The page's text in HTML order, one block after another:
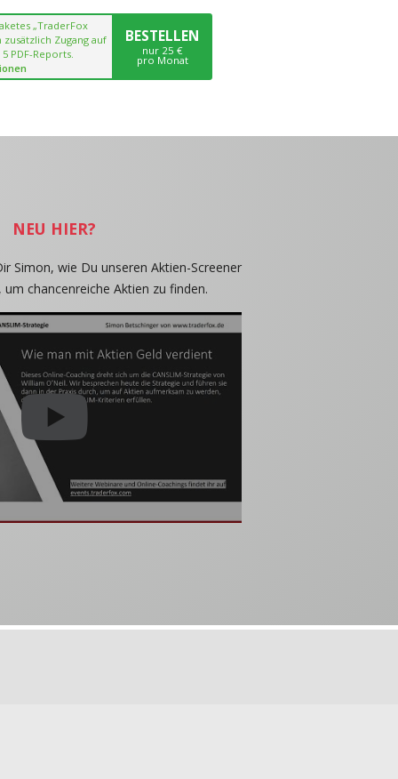
„TraderFox
Zugang auf
PDF-Reports.
BESTELLEN
nur 25 €
pro Monat
NEU HIER?
Simon, wie Du unseren Aktien-Screener
chancenreiche Aktien zu finden.